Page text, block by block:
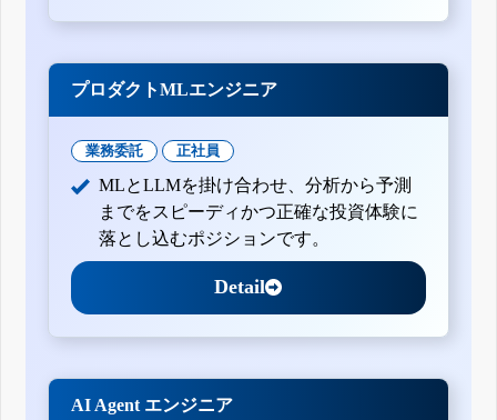
プロダクトMLエンジニア
業務委託 正社員
MLとLLMを掛け合わせ、分析から予測
までをスピーディかつ正確な投資体験に
落とし込むポジションです。
Detail
AI Agent エンジニア